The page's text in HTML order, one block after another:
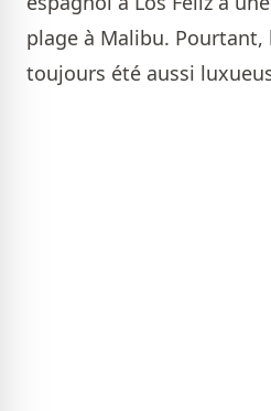
plage à Malibu. Pourtant,
toujours été aussi